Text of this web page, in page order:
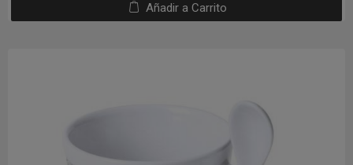
Añadir a Carrito